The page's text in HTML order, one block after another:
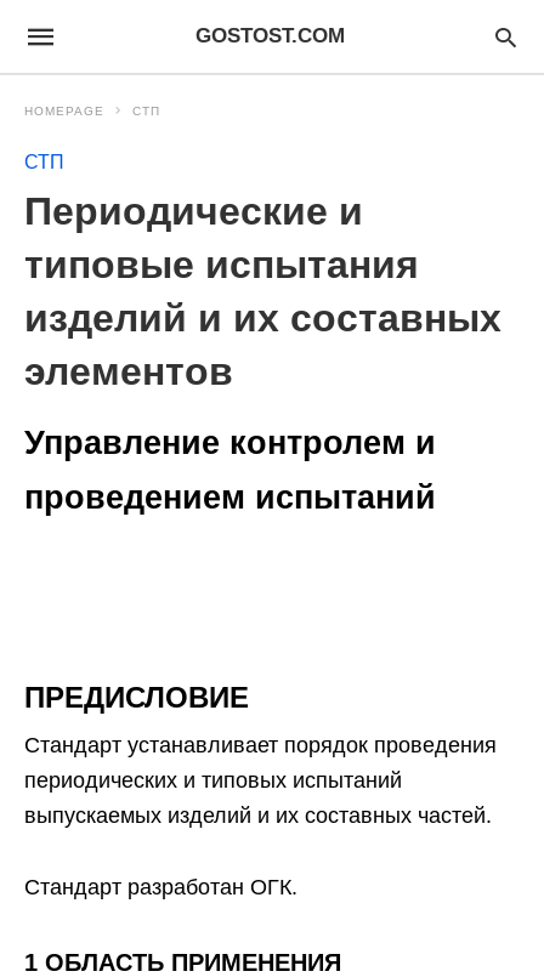
GOSTOST.COM
HOMEPAGE СТП
СТП
Периодические и
типовые испытания
изделий и их составных
элементов
Управление контролем и
проведением испытаний
ПРЕДИСЛОВИЕ
Стандарт устанавливает порядок проведения
периодических и типовых испытаний
выпускаемых изделий и их составных частей.
Стандарт разработан ОГК.
1 ОБЛАСТЬ ПРИМЕНЕНИЯ